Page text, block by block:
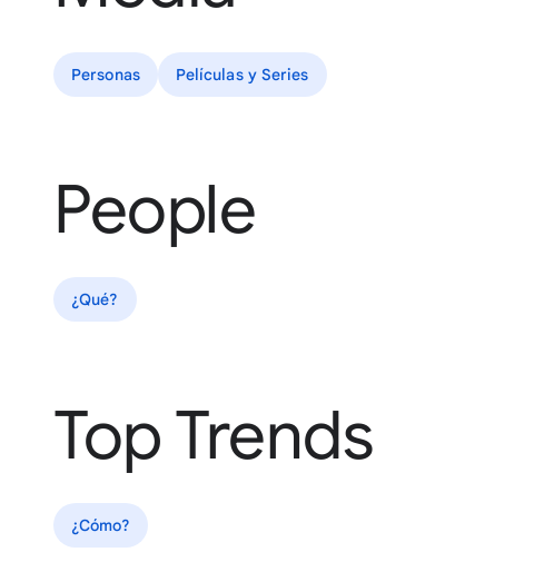
Personas Películas y Series
People
¿Qué?
Top Trends
¿Cómo?